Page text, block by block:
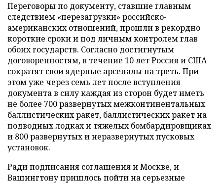
Переговоры по документу, ставшие главным
следствием «перезагрузки» российско-
американских отношений, прошли в рекордно
короткие сроки и под личным контролем глав
обоих государств. Согласно достигнутым
договоренностям, в течение 10 лет Россия и США
сократят свои ядерные арсеналы на треть. При
этом уже через семь лет после вступления
документа в силу каждая из сторон будет иметь
не более 700 развернутых межконтинентальных
баллистических ракет, баллистических ракет на
подводных лодках и тяжелых бомбардировщиках
и 800 развернутых и неразвернутых пусковых
установок.
Ради подписания соглашения и Москве, и
Вашингтону пришлось пойти на серьезные